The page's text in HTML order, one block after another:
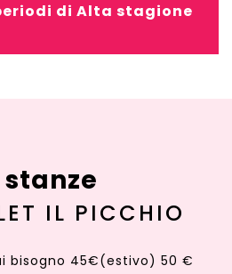
di Alta stagione
stanze
IL PICCHIO
bisogno 45€(estivo) 50 €